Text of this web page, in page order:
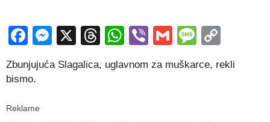
Facebook
Messenger
X Threads
WhatsApp
ViberGmail
Zbunjujuća Slagalica, uglavnom za muškarce, rekli
bismo.
Reklame